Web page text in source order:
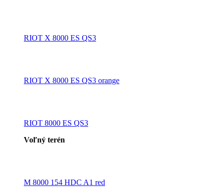
RIOT X 8000 ES QS3
RIOT X 8000 ES QS3 orange
RIOT 8000 ES QS3
Voľný terén
M 8000 154 HDC A1 red